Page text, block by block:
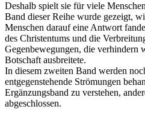
Deshalb spielt sie für viele
Band dieser Reihe wurde gezeigt,
Menschen darauf eine Antwort
des Christentums und die
Gegenbewegungen, die verhindern
Botschaft ausbreitete.
In diesem zweiten Band werden
entgegenstehende Strömungen
Ergänzungsband zu verstehen,
abgeschlossen.